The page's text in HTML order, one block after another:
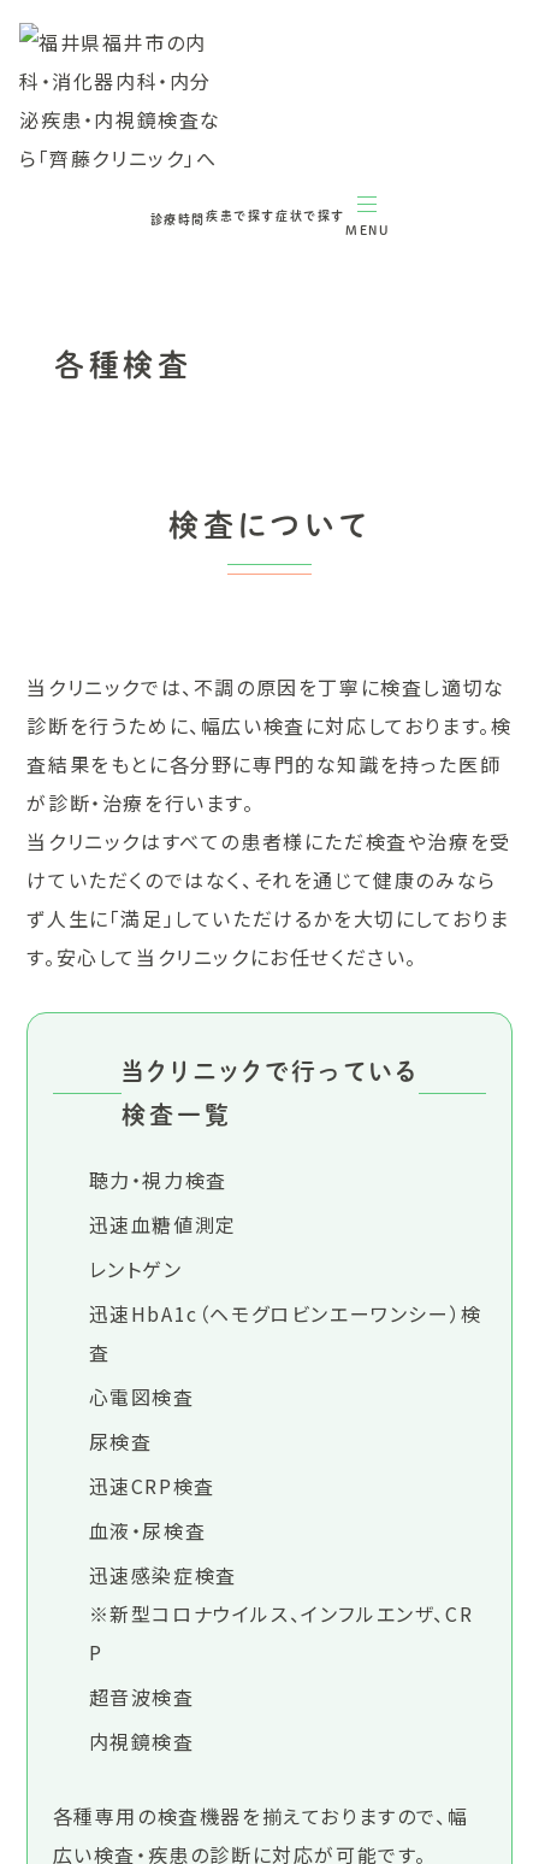
診療時間疾患で探す症状で探す
MENU
各種検査
検査について
当クリニックでは、不調の原因を丁寧に検査し適切な
診断を行うために、幅広い検査に対応しております。検
査結果をもとに各分野に専門的な知識を持った医師
が診断・治療を行います。
当クリニックはすべての患者様にただ検査や治療を受
けていただくのではなく、それを通じて健康のみなら
ず人生に「満足」していただけるかを大切にしておりま
す。安心して当クリニックにお任せください。
当クリニックで行っている
検査一覧
聴力・視力検査
迅速血糖値測定
レントゲン
迅速HbA1c（ヘモグロビンエーワンシー）検
査
心電図検査
尿検査
迅速CRP検査
血液・尿検査
迅速感染症検査
※新型コロナウイルス、インフルエンザ、CR
P
超音波検査
内視鏡検査
各種専用の検査機器を揃えておりますので、幅
広い検査・疾患の診断に対応が可能です。